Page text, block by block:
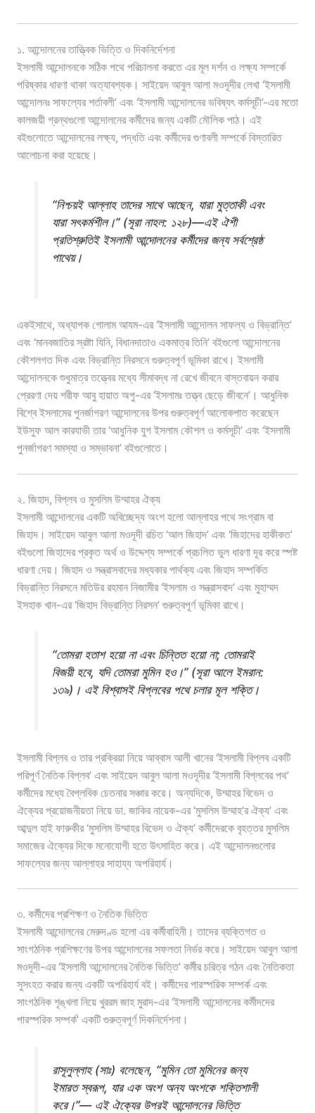
১. আন্দোলনের তাত্ত্বিক ভিত্তি ও দিকনির্দেশনা
ইসলামী আন্দোলনকে সঠিক পথে পরিচালনা করতে এর মূল দর্শন ও লক্ষ্য সম্পর্কে
পরিষ্কার ধারণা থাকা অত্যাবশ্যক। সাইয়েদ আবুল আলা মওদূদীর লেখা ‘ইসলামী
আন্দোলনঃ সাফল্যের শর্তাবলী’ এবং ‘ইসলামী আন্দোলনের ভবিষ্যৎ কর্মসূচী’-এর মতো
কালজয়ী গ্রন্থগুলো আন্দোলনের কর্মীদের জন্য একটি মৌলিক পাঠ। এই
বইগুলোতে আন্দোলনের লক্ষ্য, পদ্ধতি এবং কর্মীদের গুণাবলী সম্পর্কে বিস্তারিত
আলোচনা করা হয়েছে।
“নিশ্চয়ই আল্লাহ তাদের সাথে আছেন, যারা মুত্তাকী এবং
যারা সৎকর্মশীল।” (সূরা নাহল: ১২৮)—এই ঐশী
প্রতিশ্রুতিই ইসলামী আন্দোলনের কর্মীদের জন্য সর্বশ্রেষ্ঠ
পাথেয়।
একইসাথে, অধ্যাপক গোলাম আযম-এর ‘ইসলামী আন্দোলন সাফল্য ও বিভ্রান্তি’
এবং ‘মানবজাতির স্রষ্টা যিনি, বিধানদাতাও একমাত্র তিনি’ বইগুলো আন্দোলনের
কৌশলগত দিক এবং বিভ্রান্তি নিরসনে গুরুত্বপূর্ণ ভূমিকা রাখে। ইসলামী
আন্দোলনকে শুধুমাত্র তত্ত্বের মধ্যে সীমাবদ্ধ না রেখে জীবনে বাস্তবায়ন করার
প্রেরণা দেয় শরীফ আবু হায়াত অপু-এর ‘ইসলামঃ তত্ত্ব ছেড়ে জীবনে’। আধুনিক
বিশ্বে ইসলামের পুনর্জাগরণ আন্দোলনের উপর গুরুত্বপূর্ণ আলোকপাত করেছেন
ইউসুফ আল কারযাভী তার ‘আধুনিক যুগ ইসলাম কৌশল ও কর্মসূচী’ এবং ‘ইসলামী
পুনর্জাগরণ সমস্যা ও সম্ভাবনা’ বইগুলোতে।
২. জিহাদ, বিপ্লব ও মুসলিম উম্মাহর ঐক্য
ইসলামী আন্দোলনের একটি অবিচ্ছেদ্য অংশ হলো আল্লাহর পথে সংগ্রাম বা
জিহাদ। সাইয়েদ আবুল আলা মওদূদী রচিত ‘আল জিহাদ’ এবং ‘জিহাদের হাকীকত’
বইগুলো জিহাদের প্রকৃত অর্থ ও উদ্দেশ্য সম্পর্কে প্রচলিত ভুল ধারণা দূর করে স্পষ্ট
ধারণা দেয়। জিহাদ ও সন্ত্রাসবাদের মধ্যকার পার্থক্য এবং জিহাদ সম্পর্কিত
বিভ্রান্তি নিরসনে মতিউর রহমান নিজামীর ‘ইসলাম ও সন্ত্রাসবাদ’ এবং মুহাম্মদ
ইসহাক খান-এর ‘জিহাদ বিভ্রান্তি নিরসন’ গুরুত্বপূর্ণ ভূমিকা রাখে।
“তোমরা হতাশ হয়ো না এবং চিন্তিত হয়ো না; তোমরাই
বিজয়ী হবে, যদি তোমরা মুমিন হও।” (সূরা আলে ইমরান:
১৩৯)। এই বিশ্বাসই বিপ্লবের পথে চলার মূল শক্তি।
ইসলামী বিপ্লব ও তার প্রক্রিয়া নিয়ে আব্বাস আলী খানের ‘ইসলামী বিপ্লব একটি
পরিপূর্ণ নৈতিক বিপ্লব’ এবং সাইয়েদ আবুল আলা মওদূদীর ‘ইসলামী বিপ্লবের পথ’
কর্মীদের মধ্যে বৈপ্লবিক চেতনার সঞ্চার করে। অন্যদিকে, উম্মাহর বিভেদ ও
ঐক্যের প্রয়োজনীয়তা নিয়ে ডা. জাকির নায়েক-এর ‘মুসলিম উম্মাহ’র ঐক্য’ এবং
আব্দুল হাই ফারুকীর ‘মুসলিম উম্মাহর বিভেদ ও ঐক্য’ কর্মীদেরকে বৃহত্তর মুসলিম
সমাজের ঐক্যের দিকে মনোযোগী হতে উৎসাহিত করে। এই আন্দোলনগুলোর
সাফল্যের জন্য আল্লাহর সাহায্য অপরিহার্য।
৩. কর্মীদের প্রশিক্ষণ ও নৈতিক ভিত্তি
ইসলামী আন্দোলনের মেরুদণ্ড হলো এর কর্মীবাহিনী। তাদের ব্যক্তিগত ও
সাংগঠনিক প্রশিক্ষণের উপর আন্দোলনের সফলতা নির্ভর করে। সাইয়েদ আবুল আলা
মওদূদী-এর ‘ইসলামী আন্দোলনের নৈতিক ভিত্তি’ কর্মীর চরিত্র গঠন এবং নৈতিকতা
সুসংহত করার জন্য একটি অপরিহার্য বই। কর্মীদের পারস্পরিক সম্পর্ক এবং
সাংগঠনিক শৃঙ্খলা নিয়ে খুররম জাহ মুরাদ-এর ‘ইসলামী আন্দোলনের কর্মীদদের
পারস্পরিক সম্পর্ক’ একটি গুরুত্বপূর্ণ দিকনির্দেশনা।
রাসূলুল্লাহ (সাঃ) বলেছেন, “মুমিন তো মুমিনের জন্য
ইমারত স্বরূপ, যার এক অংশ অন্য অংশকে শক্তিশালী
করে।”— এই ঐক্যের উপরই আন্দোলনের ভিত্তি